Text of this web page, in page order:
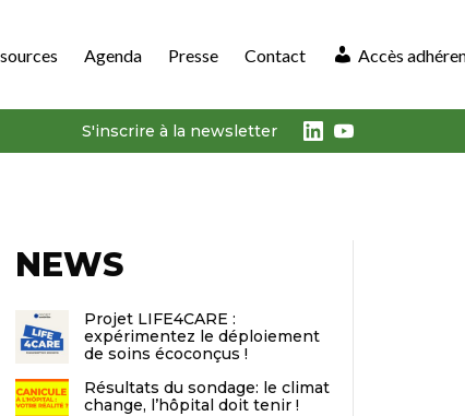
Agenda Presse Contact Accès
S'inscrire à la newsletter LinkedIn
Youtube
NEWS
Projet LIFE4CARE :
expérimentez le déploiement
de soins écoconçus !
Résultats du sondage: le climat
change, l’hôpital doit tenir !